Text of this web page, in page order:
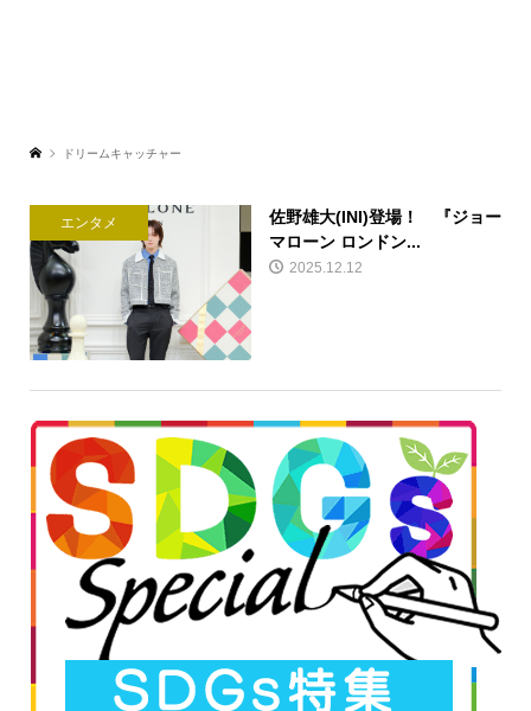
ドリームキャッチャー
エンタメ
佐野雄大(INI)登場！ 『ジョー
マローン ロンドン...
2025.12.12